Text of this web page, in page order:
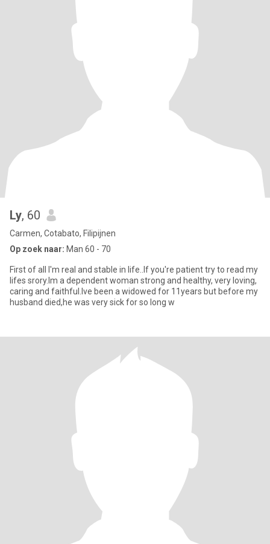
Ly, 60
Carmen, Cotabato, Filipijnen
Op zoek naar: Man 60 - 70
First of all I'm real and stable in life..If you're patient try to read my
lifes srory.Im a dependent woman strong and healthy, very loving,
caring and faithful.Ive been a widowed for 11years but before my
husband died,he was very sick for so long w